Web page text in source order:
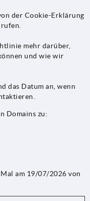
der Cookie-Erklärung
mehr darüber,
und wie wir
das Datum an, wenn
Domains zu:
am 19/07/2026 von